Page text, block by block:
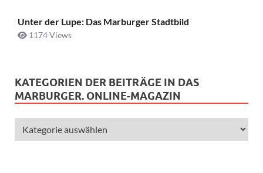
Unter der Lupe: Das Marburger Stadtbild
1174 Views
KATEGORIEN DER BEITRÄGE IN DAS
MARBURGER. ONLINE-MAGAZIN